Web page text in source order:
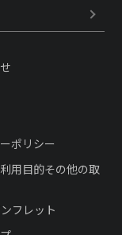
ポリシー
用目的その他の取
フレット